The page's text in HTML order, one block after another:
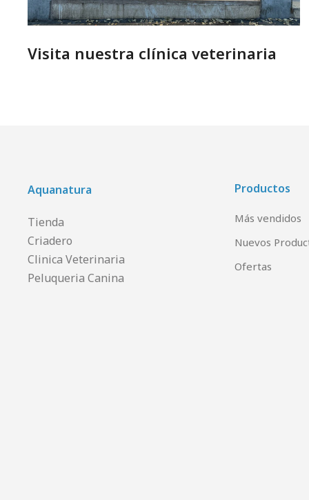
Visita nuestra clínica veterinaria
Aquanatura
Tienda
Criadero
Clinica Veterinaria
Peluqueria Canina
Productos
Más vendidos
Nuevos
Ofertas